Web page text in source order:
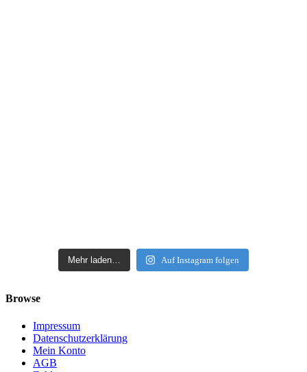
Mehr laden… Auf Instagram folgen
Browse
Impressum
Datenschutzerklärung
Mein Konto
AGB